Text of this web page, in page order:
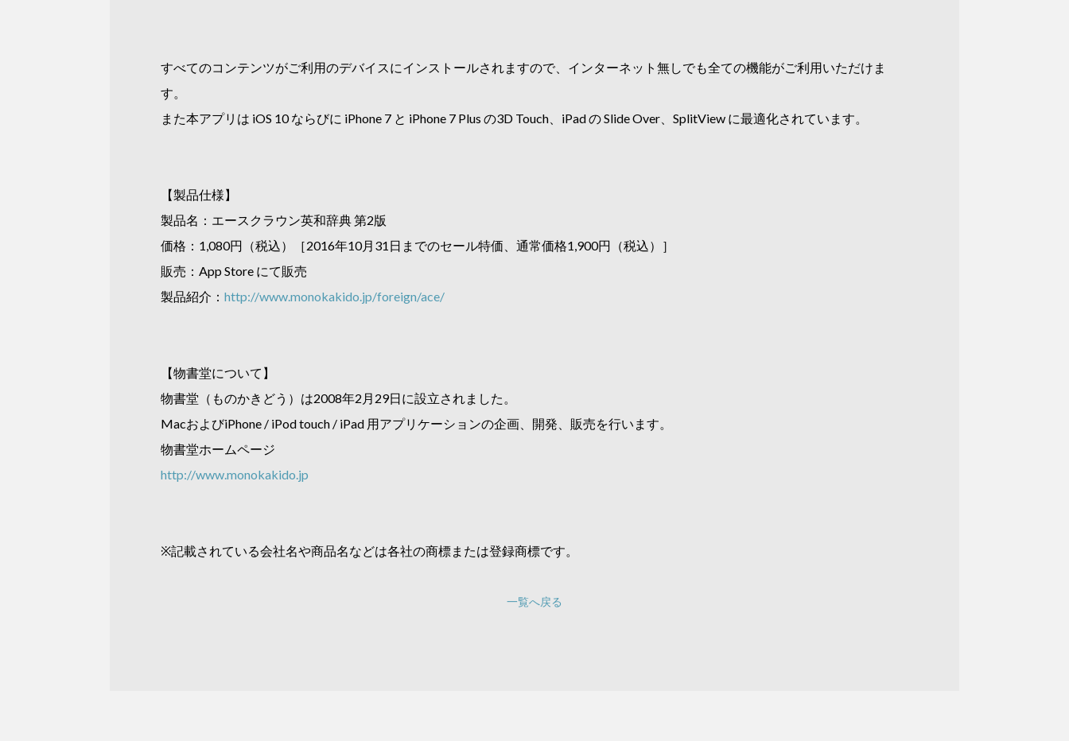
すべてのコンテンツがご利用のデバイスにインストールされますので、インターネット無しでも全ての機能がご利用いただけま
す。
また本アプリは iOS 10 ならびに iPhone 7 と iPhone 7 Plus の3D Touch、iPad の Slide Over、SplitView に最適化されています。
【製品仕様】
製品名：エースクラウン英和辞典 第2版
価格：1,080円（税込）［2016年10月31日までのセール特価、通常価格1,900円（税込）］
販売：App Store にて販売
製品紹介： http://www.monokakido.jp/foreign/ace/
【物書堂について】
物書堂（ものかきどう）は2008年2月29日に設立されました。
MacおよびiPhone / iPod touch / iPad 用アプリケーションの企画、開発、販売を行います。
物書堂ホームページ
http://www.monokakido.jp
※記載されている会社名や商品名などは各社の商標または登録商標です。
一覧へ戻る